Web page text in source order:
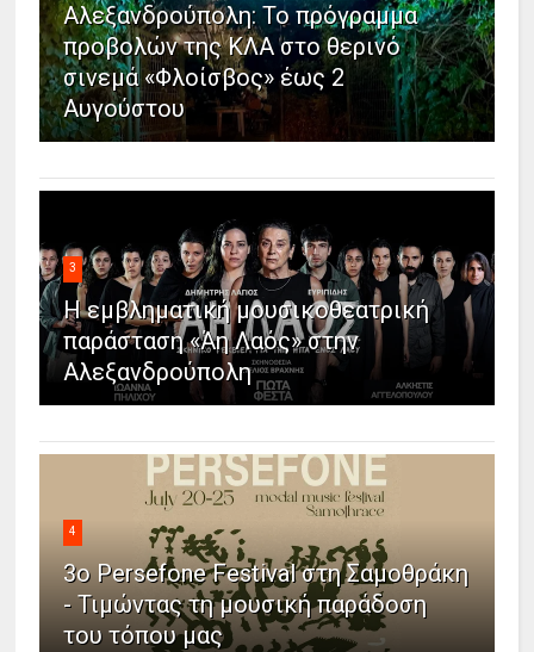
Αλεξανδρούπολη: Το πρόγραμμα
προβολών της ΚΛΑ στο θερινό
σινεμά «Φλοίσβος» έως 2
Αυγούστου
3
Η εμβληματική μουσικοθεατρική
παράσταση «Άη Λαός» στην
Αλεξανδρούπολη
4
3ο Persefone Festival στη Σαμοθράκη
- Τιμώντας τη μουσική παράδοση
του τόπου μας